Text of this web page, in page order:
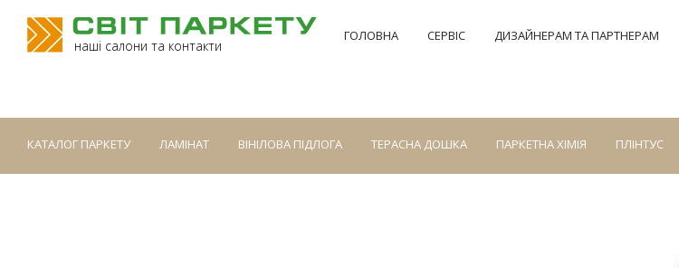
наші салони та контакти
ГОЛОВНА СЕРВІС ДИЗАЙНЕРАМ ТА ПАРТНЕРАМ
КАТАЛОГ ПАРКЕТУ ЛАМІНАТ ВІНІЛОВА ПІДЛОГА ТЕРАСНА ДОШКА ПАРКЕТНА ХІМІЯ ПЛІНТУС